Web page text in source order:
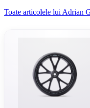
Toate articolele lui Adrian